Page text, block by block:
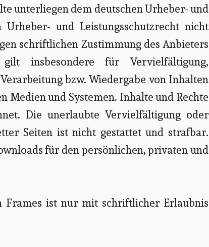
unterliegen dem deutschen Urheber- und
Urheber- und Leistungsschutzrecht nicht
schriftlichen Zustimmung des Anbieters
insbesondere für Vervielfältigung,
bzw. Wiedergabe von Inhalten
und Systemen. Inhalte und Rechte
Die unerlaubte Vervielfältigung oder
Seiten ist nicht gestattet und strafbar.
für den persönlichen, privaten und
Frames ist nur mit schriftlicher Erlaubnis